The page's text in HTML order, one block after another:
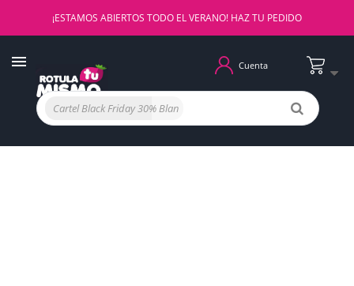
¡ESTAMOS ABIERTOS TODO EL VERANO! HAZ TU PEDIDO
Cuenta